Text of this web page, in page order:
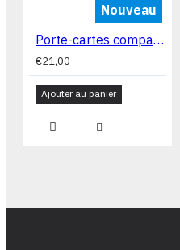
Nouveau
Porte-cartes compact en liège naturel 12x08x02 cm CA7225V
€21,00
Ajouter au panier